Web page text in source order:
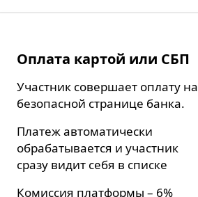
Оплата картой или СБП
Участник совершает оплату на
безопасной странице банка.
Платеж автоматически
обрабатывается и участник
сразу видит себя в списке
Комиссия платформы – 6%